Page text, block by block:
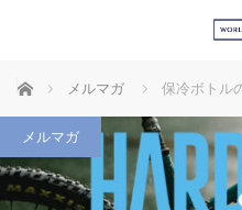
ホーム メルマガ 保冷ボトル
メルマガ